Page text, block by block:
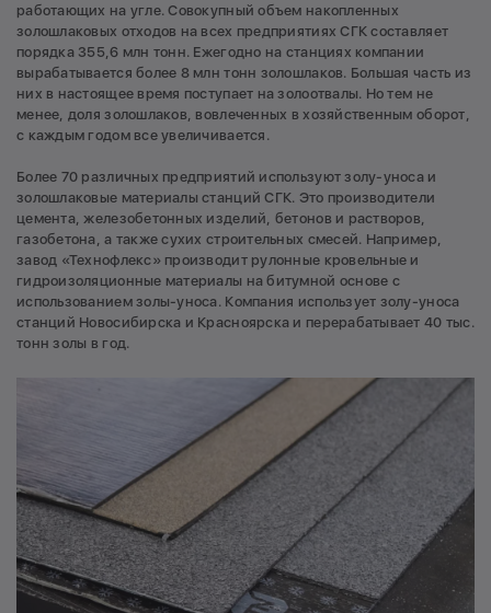
работающих на угле. Совокупный объем накопленных
золошлаковых отходов на всех предприятиях СГК составляет
порядка 355,6 млн тонн. Ежегодно на станциях компании
вырабатывается более 8 млн тонн золошлаков. Большая часть из
них в настоящее время поступает на золоотвалы. Но тем не
менее, доля золошлаков, вовлеченных в хозяйственным оборот,
с каждым годом все увеличивается.
Более 70 различных предприятий используют золу-уноса и
золошлаковые материалы станций СГК. Это производители
цемента, железобетонных изделий, бетонов и растворов,
газобетона, а также сухих строительных смесей. Например,
завод «Технофлекс» производит рулонные кровельные и
гидроизоляционные материалы на битумной основе с
использованием золы-уноса. Компания использует золу-уноса
станций Новосибирска и Красноярска и перерабатывает 40 тыс.
тонн золы в год.